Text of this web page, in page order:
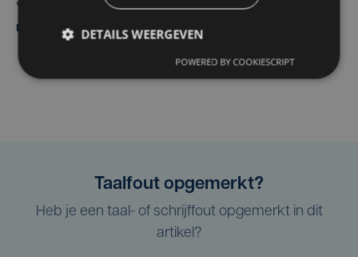
Yaro (19), slachtoffer van vechtpartij, is na
maandenlange coma overleden
Taalfout opgemerkt?
Heb je een taal- of schrijffout opgemerkt in dit
artikel?
DETAILS WEERGEVEN
POWERED BY COOKIESCRIPT